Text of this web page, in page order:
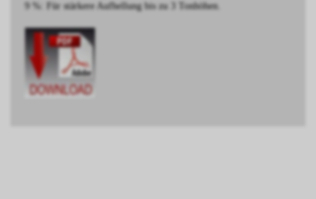
9 %: Für stärkere Aufhellung bis zu 3 Tonhöhen.